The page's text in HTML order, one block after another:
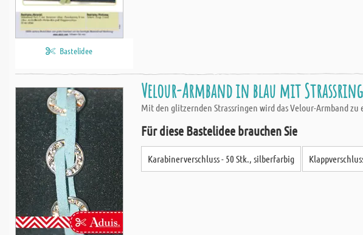
Bastelidee
Velour-Armband in blau mit
Mit den glitzernden Strassringen wird das Velour-Armband
Für diese Bastelidee brauchen Sie
Karabinerverschluss - 50 Stk., silberfarbig